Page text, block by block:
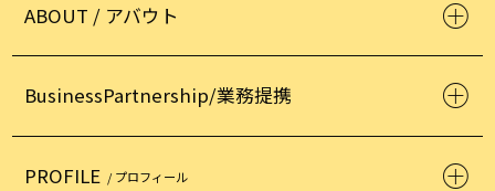
ABOUT / アバウト
BusinessPartnership/業務提携
PROFILE / プロフィール